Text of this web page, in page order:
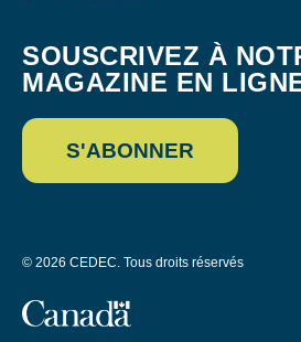
SOUSCRIVEZ À
MAGAZINE EN
S'ABONNER
© 2026 CEDEC. Tous droits réservés